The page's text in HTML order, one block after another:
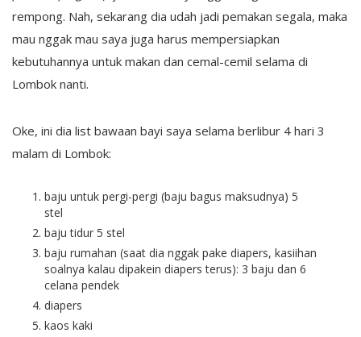
rempong. Nah, sekarang dia udah jadi pemakan segala, maka
mau nggak mau saya juga harus mempersiapkan
kebutuhannya untuk makan dan cemal-cemil selama di
Lombok nanti.
Oke, ini dia list bawaan bayi saya selama berlibur 4 hari 3
malam di Lombok:
baju untuk pergi-pergi (baju bagus maksudnya) 5
stel
baju tidur 5 stel
baju rumahan (saat dia nggak pake diapers, kasiihan
soalnya kalau dipakein diapers terus): 3 baju dan 6
celana pendek
diapers
kaos kaki